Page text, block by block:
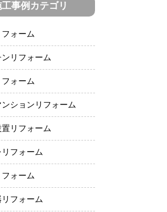
事例カテゴリ
ォーム
ンリフォーム
ォーム
ションリフォーム
置リフォーム
リフォーム
ォーム
フォーム